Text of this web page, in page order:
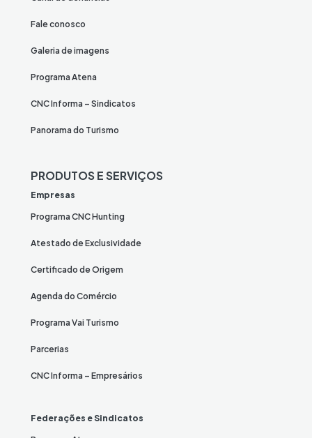
Fale conosco
Galeria de imagens
Programa Atena
CNC Informa – Sindicatos
Panorama do Turismo
PRODUTOS E SERVIÇOS
Empresas
Programa CNC Hunting
Atestado de Exclusividade
Certificado de Origem
Agenda do Comércio
Programa Vai Turismo
Parcerias
CNC Informa – Empresários
Federações e Sindicatos